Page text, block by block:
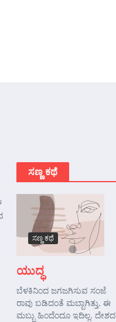
ಸಣ್ಣ ಕಥೆ
ಸಣ್ಣ ಕಥೆ
ಯುದ್ಧ
ಬೆಳಕಿನಿಂದ ಜಗಜಗಿಸುವ ಸಂಜೆ
ರಾವು ಬಡಿದಂತೆ ಮಬ್ಬಾಗಿತ್ತು. ಈ
ಮಬ್ಬು ಹಿಂದೆಂದೂ ಇದಿಲ್ಲ. ದೇಶದ